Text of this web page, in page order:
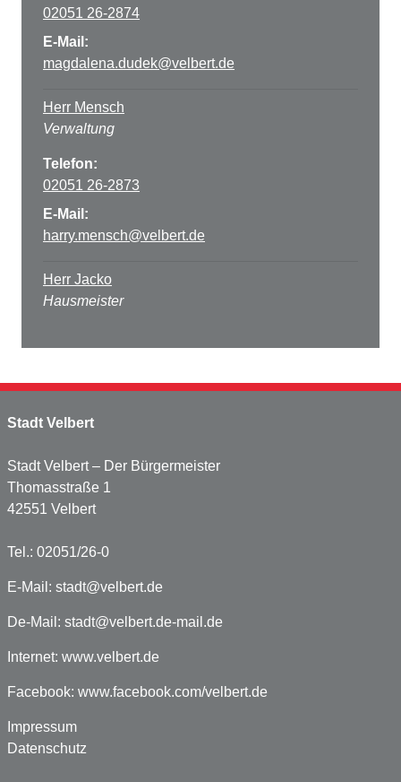
02051 26-2874
E-Mail:
magdalena.dudek@velbert.de
Herr Mensch
Verwaltung
Telefon:
02051 26-2873
E-Mail:
harry.mensch@velbert.de
Herr Jacko
Hausmeister
Stadt Velbert
Stadt Velbert – Der Bürgermeister
Thomasstraße 1
42551 Velbert
Tel.: 02051/26-0
E-Mail: stadt@velbert.de
De-Mail: stadt@velbert.de-mail.de
Internet: www.velbert.de
Facebook: www.facebook.com/velbert.de
Impressum
Datenschutz